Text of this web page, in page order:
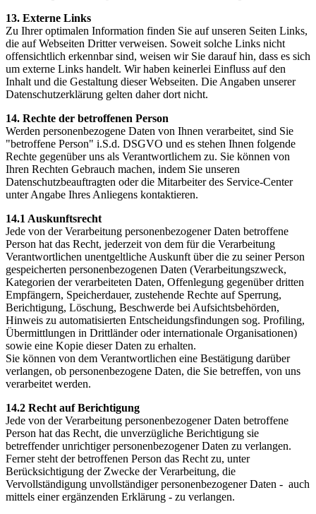
13. Externe Links
Zu Ihrer optimalen Information finden Sie auf unseren Seiten Links,
die auf Webseiten Dritter verweisen. Soweit solche Links nicht
offensichtlich erkennbar sind, weisen wir Sie darauf hin, dass es sich
um externe Links handelt. Wir haben keinerlei Einfluss auf den
Inhalt und die Gestaltung dieser Webseiten. Die Angaben unserer
Datenschutzerklärung gelten daher dort nicht.
14. Rechte der betroffenen Person
Werden personenbezogene Daten von Ihnen verarbeitet, sind Sie
"betroffene Person" i.S.d. DSGVO und es stehen Ihnen folgende
Rechte gegenüber uns als Verantwortlichem zu. Sie können von
Ihren Rechten Gebrauch machen, indem Sie unseren
Datenschutzbeauftragten oder die Mitarbeiter des Service-Center
unter Angabe Ihres Anliegens kontaktieren.
14.1 Auskunftsrecht
Jede von der Verarbeitung personenbezogener Daten betroffene
Person hat das Recht, jederzeit von dem für die Verarbeitung
Verantwortlichen unentgeltliche Auskunft über die zu seiner Person
gespeicherten personenbezogenen Daten (Verarbeitungszweck,
Kategorien der verarbeiteten Daten, Offenlegung gegenüber dritten
Empfängern, Speicherdauer, zustehende Rechte auf Sperrung,
Berichtigung, Löschung, Beschwerde bei Aufsichtsbehörden,
Hinweis zu automatisierten Entscheidungsfindungen sog. Profiling,
Übermittlungen in Drittländer oder internationale Organisationen)
sowie eine Kopie dieser Daten zu erhalten.
Sie können von dem Verantwortlichen eine Bestätigung darüber
verlangen, ob personenbezogene Daten, die Sie betreffen, von uns
verarbeitet werden.
14.2 Recht auf Berichtigung
Jede von der Verarbeitung personenbezogener Daten betroffene
Person hat das Recht, die unverzügliche Berichtigung sie
betreffender unrichtiger personenbezogener Daten zu verlangen.
Ferner steht der betroffenen Person das Recht zu, unter
Berücksichtigung der Zwecke der Verarbeitung, die
Vervollständigung unvollständiger personenbezogener Daten - auch
mittels einer ergänzenden Erklärung - zu verlangen.